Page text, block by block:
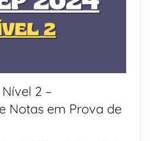
2 –
Notas em Prova de